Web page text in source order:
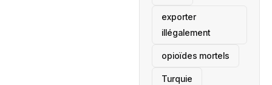
exporter
illégalement
opioïdes mortels
‎Turquie